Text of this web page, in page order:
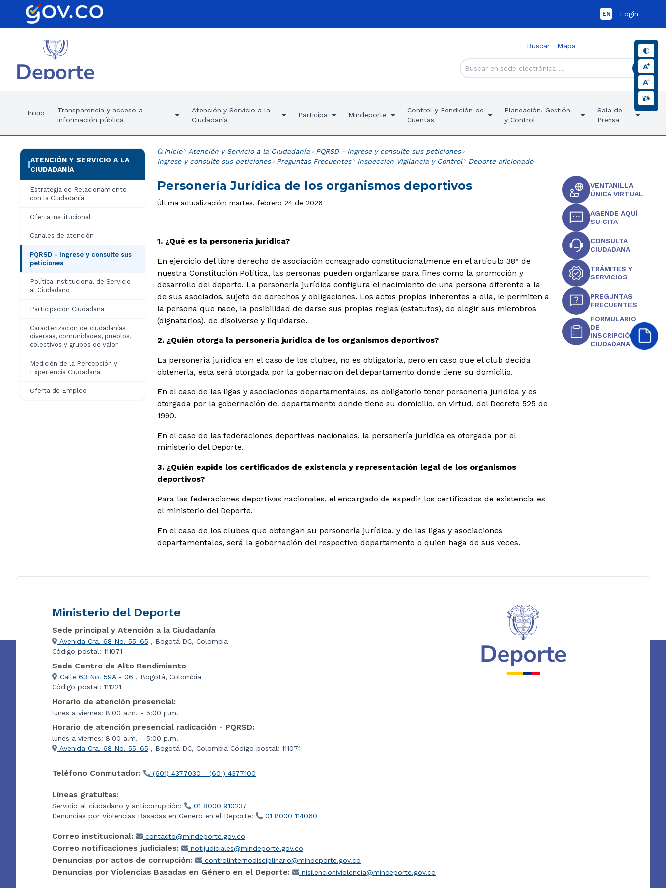
EN Login
Buscar Mapa
Inicio
Transparencia y acceso a
información pública
Atención y Servicio a la
Ciudadanía
Participa Mindeporte
Control y Rendición de
Cuentas
Planeación, Gestión
y Control
Sala de
Prensa
ATENCIÓN Y SERVICIO A LA
CIUDADANÍA
Estrategia de Relacionamiento
con la Ciudadanía
Oferta institucional
Canales de atención
PQRSD - Ingrese y consulte sus
peticiones
Política Institucional de Servicio
al Ciudadano
Participación Ciudadana
Caracterización de ciudadanías
diversas, comunidades, pueblos,
colectivos y grupos de valor
Medición de la Percepción y
Experiencia Ciudadana
Oferta de Empleo
Inicio Atención y Servicio a la Ciudadanía
PQRSD - Ingrese y consulte sus peticiones
Ingrese y consulte sus peticiones
Preguntas Frecuentes Inspección Vigilancia y Control Deporte aficionado
Personería Jurídica de los organismos deportivos
Última actualización: martes, febrero 24 de 2026
1. ¿Qué es la personería jurídica?
En ejercicio del libre derecho de asociación consagrado constitucionalmente en el artículo 38° de
nuestra Constitución Política, las personas pueden organizarse para fines como la promoción y
desarrollo del deporte. La personería jurídica configura el nacimiento de una persona diferente a la
de sus asociados, sujeto de derechos y obligaciones. Los actos propios inherentes a ella, le permiten a
la persona que nace, la posibilidad de darse sus propias reglas (estatutos), de elegir sus miembros
(dignatarios), de disolverse y liquidarse.
2. ¿Quién otorga la personería jurídica de los organismos deportivos?
La personería jurídica en el caso de los clubes, no es obligatoria, pero en caso que el club decida
obtenerla, esta será otorgada por la gobernación del departamento donde tiene su domicilio.
En el caso de las ligas y asociaciones departamentales, es obligatorio tener personería jurídica y es
otorgada por la gobernación del departamento donde tiene su domicilio, en virtud, del Decreto 525 de
1990.
En el caso de las federaciones deportivas nacionales, la personería jurídica es otorgada por el
ministerio del Deporte.
3. ¿Quién expide los certificados de existencia y representación legal de los organismos
deportivos?
Para las federaciones deportivas nacionales, el encargado de expedir los certificados de existencia es
el ministerio del Deporte.
En el caso de los clubes que obtengan su personería jurídica, y de las ligas y asociaciones
departamentales, será la gobernación del respectivo departamento o quien haga de sus veces.
VENTANILLA
ÚNICA VIRTUAL
AGENDE AQUÍ
SU CITA
CONSULTA
CIUDADANA
TRÁMITES Y
SERVICIOS
PREGUNTAS
FRECUENTES
FORMULARIO
DE
INSCRIPCIÓN
CIUDADANA
Ministerio del Deporte
Sede principal y Atención a la Ciudadanía
Avenida Cra. 68 No. 55-65 , Bogotá DC, Colombia
Código postal: 111071
Sede Centro de Alto Rendimiento
Calle 63 No. 59A - 06 , Bogotá, Colombia
Código postal: 111221
Horario de atención presencial:
lunes a viernes: 8:00 a.m. - 5:00 p.m.
Horario de atención presencial radicación - PQRSD:
lunes a viernes: 8:00 a.m. - 5:00 p.m.
Avenida Cra. 68 No. 55-65 , Bogotá DC, Colombia Código postal: 111071
Teléfono Conmutador: (601) 4377030 - (601) 4377100
Líneas gratuitas:
Servicio al ciudadano y anticorrupción:
01 8000 910237
Denuncias por Violencias Basadas en Género en el Deporte:
01 8000 114060
Correo institucional: contacto@mindeporte.gov.co
Correo notificaciones judiciales: notijudiciales@mindeporte.gov.co
Denuncias por actos de corrupción: controlinternodisciplinario@mindeporte.gov.co
Denuncias por Violencias Basadas en Género en el Deporte: nisilencioniviolencia@mindeporte.gov.co